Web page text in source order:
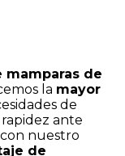
mamparas de
la mayor
de
ante
nuestro
de